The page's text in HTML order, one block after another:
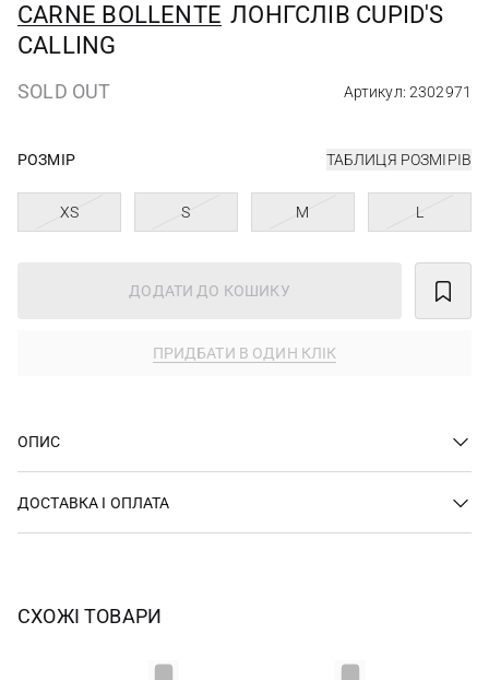
CARNE BOLLENTE ЛОНГСЛІВ CUPID'S
CALLING
SOLD OUT Артикул: 2302971
РОЗМІР ТАБЛИЦЯ РОЗМІРІВ
XS S M L
ДОДАТИ ДО КОШИКУ
ПРИДБАТИ В ОДИН КЛІК
ОПИС
ДОСТАВКА І ОПЛАТА
СХОЖІ ТОВАРИ